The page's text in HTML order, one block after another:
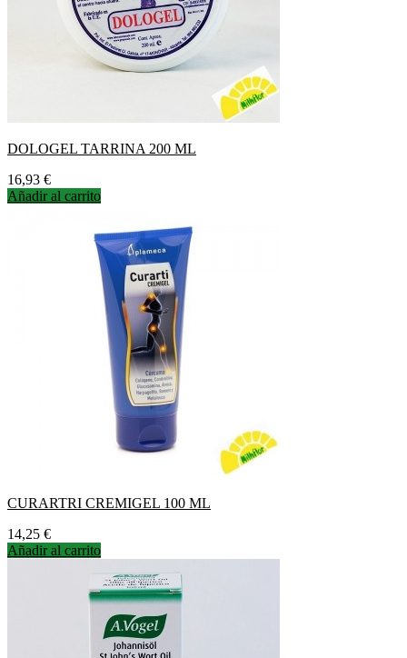
DOLOGEL TARRINA 200 ML
Precio
16,93 €
Añadir al carrito
CURARTRI CREMIGEL 100 ML
Precio
14,25 €
Añadir al carrito